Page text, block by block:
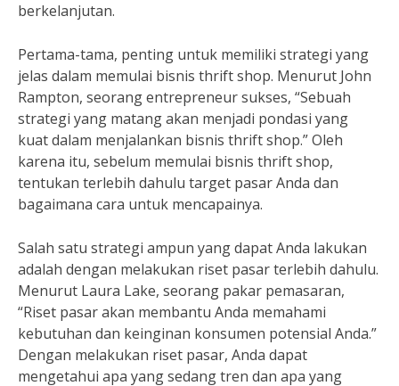
berkelanjutan.
Pertama-tama, penting untuk memiliki strategi yang
jelas dalam memulai bisnis thrift shop. Menurut John
Rampton, seorang entrepreneur sukses, “Sebuah
strategi yang matang akan menjadi pondasi yang
kuat dalam menjalankan bisnis thrift shop.” Oleh
karena itu, sebelum memulai bisnis thrift shop,
tentukan terlebih dahulu target pasar Anda dan
bagaimana cara untuk mencapainya.
Salah satu strategi ampun yang dapat Anda lakukan
adalah dengan melakukan riset pasar terlebih dahulu.
Menurut Laura Lake, seorang pakar pemasaran,
“Riset pasar akan membantu Anda memahami
kebutuhan dan keinginan konsumen potensial Anda.”
Dengan melakukan riset pasar, Anda dapat
mengetahui apa yang sedang tren dan apa yang